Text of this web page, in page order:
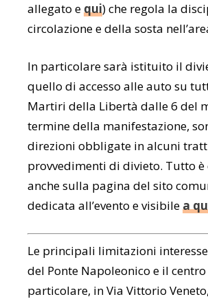
allegato equi) che regola la
circolazione e della sosta
In particolare sarà istituito il
quello di accesso alle auto su
Martiri della Libertà dalle 6 del
termine della manifestazione,
direzioni obbligate in alcuni
provvedimenti di divieto. Tutto
anche sulla pagina del sito
dedicata all’evento e visibilea
Le principali limitazioni
del Ponte Napoleonico e il
particolare, in Via Vittorio Veneto,